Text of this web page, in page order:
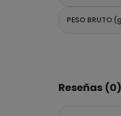
PESO BRUTO
Reseñas (0)